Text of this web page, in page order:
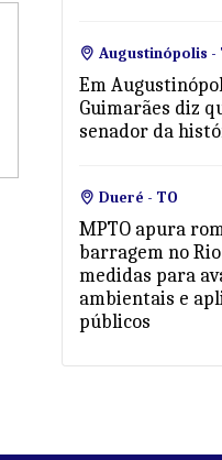
Augustinópolis -
Em
Guimarães diz
senador da
Dueré - TO
MPTO apura
barragem no
medidas para
ambientais e
públicos